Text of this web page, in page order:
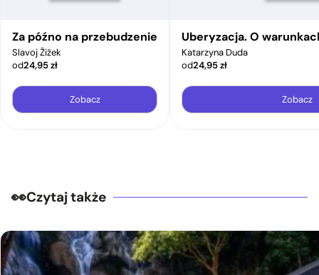
Za późno na przebudzenie
Slavoj Žižek
od24,95zł
Zobacz
Uberyzacja. O
Katarzyna Duda
od24,95zł
Zobacz
Czytaj także